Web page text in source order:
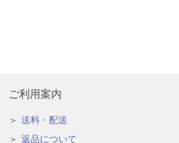
ご利用案内
送料・配送
返品について